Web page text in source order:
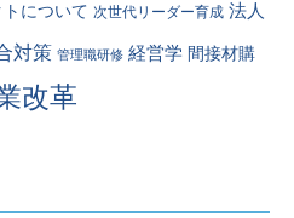
について 次世代リーダー育成 法人
対策 管理職研修 経営学 間接材購
改革